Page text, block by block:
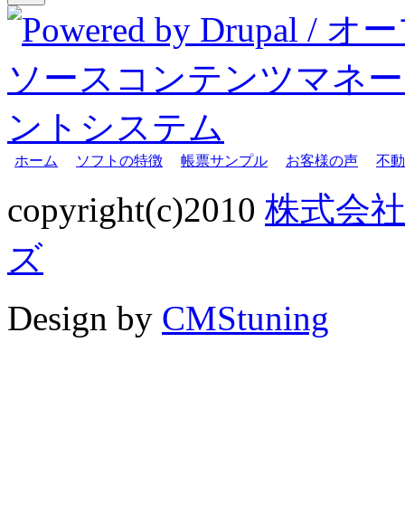
ホーム ソフトの特徴 帳票サンプル お客様の声 不
copyright(c)2010 株式会
ズ
Design by CMStuning